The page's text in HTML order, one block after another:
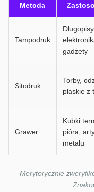
Metoda
Tampodruk
gadżety
Sitodruk
Torby,
płaskie z
Grawer
Kubki
pióra,
metalu
Merytorycznie